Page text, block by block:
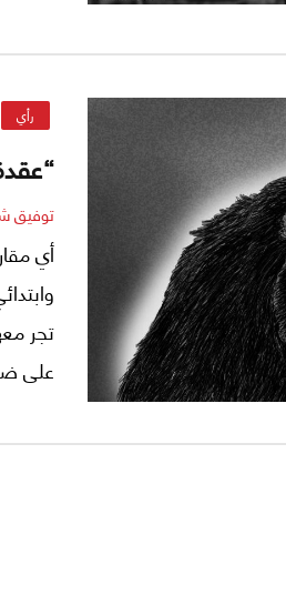
هناك.
نفسه.
سؤال
في
رأي
توفيق
أي
تجر
على
كبير: